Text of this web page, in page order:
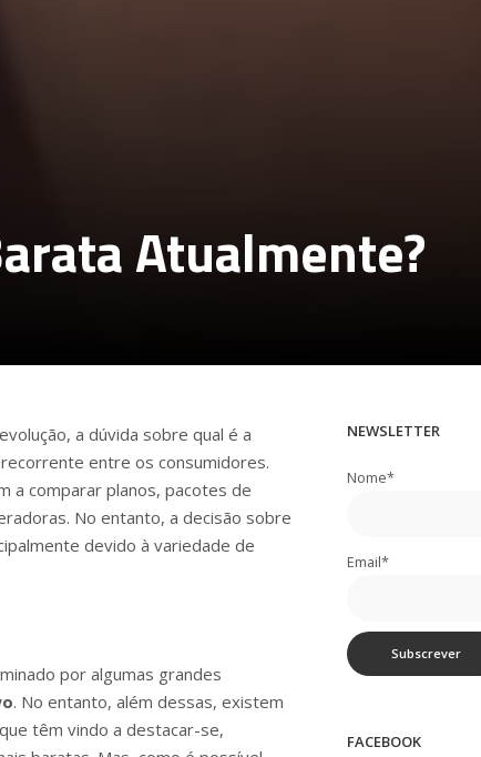
Atualmente?
a dúvida sobre qual é a
entre os consumidores.
a comparar planos, pacotes de
No entanto, a decisão sobre
devido à variedade de
por algumas grandes
. No entanto, além dessas, existem
têm vindo a destacar-se,
NEWSLETTER
Nome*
Email*
FACEBOOK